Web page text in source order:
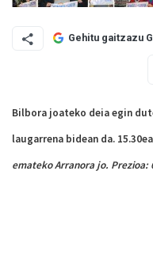
Gehitu gaitzazu
Bilbora joateko deia egin
laugarrena bidean da.
emateko Arranora jo. Prezioa: